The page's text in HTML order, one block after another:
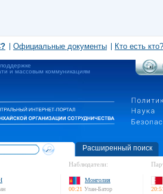
Официальные документы Кто есть кто?
и массовым коммуникациям
Расширенный поиск
Наблюдатели:
Монголия
00:21 Улан-Батор